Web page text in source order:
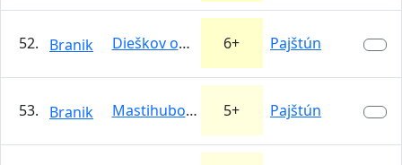
52. Branik Dieškov odkazovač 6+ Pajštún
53. Branik Mastihubov komín 5+ Pajštún